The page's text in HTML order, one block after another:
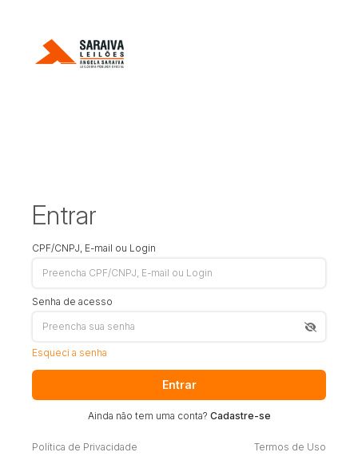
Entrar
CPF/CNPJ, E-mail ou Login
Senha de acesso
Esqueci a senha
Entrar
Ainda não tem uma conta? Cadastre-se
Política de Privacidade Termos de Uso